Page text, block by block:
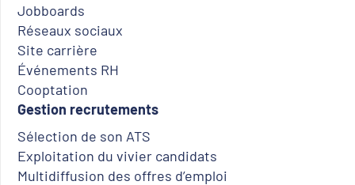
Jobboards
Réseaux sociaux
Site carrière
Événements RH
Cooptation
Gestion recrutements
Sélection de son ATS
Exploitation du vivier candidats
Multidiffusion des offres d’emploi